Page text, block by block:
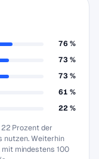
76 %
73 %
73 %
61 %
22 %
Prozent der
nutzen. Weiterhin
mit mindestens 100